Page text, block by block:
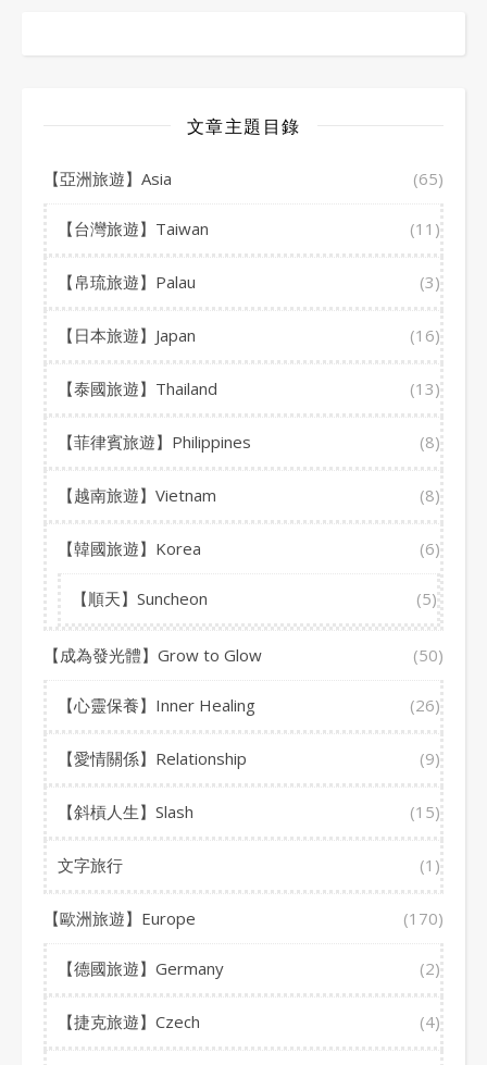
文章主題目錄
【亞洲旅遊】Asia (65)
【台灣旅遊】Taiwan (11)
【帛琉旅遊】Palau (3)
【日本旅遊】Japan (16)
【泰國旅遊】Thailand (13)
【菲律賓旅遊】Philippines (8)
【越南旅遊】Vietnam (8)
【韓國旅遊】Korea (6)
【順天】Suncheon (5)
【成為發光體】Grow to Glow (50)
【心靈保養】Inner Healing (26)
【愛情關係】Relationship (9)
【斜槓人生】Slash (15)
文字旅行 (1)
【歐洲旅遊】Europe (170)
【德國旅遊】Germany (2)
【捷克旅遊】Czech (4)